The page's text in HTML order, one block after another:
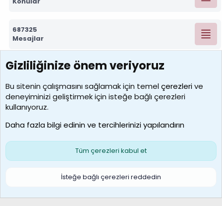
687325
Mesajlar
7390
Kullanıcılar
MosesBrownHayranı
Son üye
Çerezler
S
Gizliliğinize önem veriyoruz
Bu sitenin çalışmasını sağlamak için temelçerezlerive
deneyiminizi geliştirmek için isteğe bağlı çerezleri
kullanıyoruz.
Daha fazla bilgi edinin ve tercihlerinizi yapılandırın
Tüm çerezleri kabul et
İsteğe bağlı çerezleri reddedin